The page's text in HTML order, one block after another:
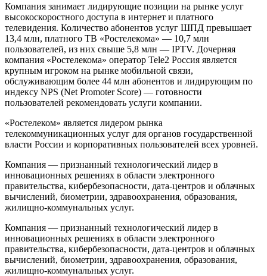
Компания занимает лидирующие позиции на рынке услуг
высокоскоростного доступа в интернет и платного
телевидения. Количество абонентов услуг ШПД превышает
13,4 млн, платного ТВ «Ростелекома» — 10,7 млн
пользователей, из них свыше 5,8 млн — IPTV. Дочерняя
компания «Ростелекома» оператор Tele2 Россия является
крупным игроком на рынке мобильной связи,
обслуживающим более 44 млн абонентов и лидирующим по
индексу NPS (Net Promoter Score) — готовности
пользователей рекомендовать услуги компании.
«Ростелеком» является лидером рынка
телекоммуникационных услуг для органов государственной
власти России и корпоративных пользователей всех уровней.
Компания — признанный технологический лидер в
инновационных решениях в области электронного
правительства, кибербезопасности, дата-центров и облачных
вычислений, биометрии, здравоохранения, образования,
жилищно-коммунальных услуг.
Компания — признанный технологический лидер в
инновационных решениях в области электронного
правительства, кибербезопасности, дата-центров и облачных
вычислений, биометрии, здравоохранения, образования,
жилищно-коммунальных услуг.